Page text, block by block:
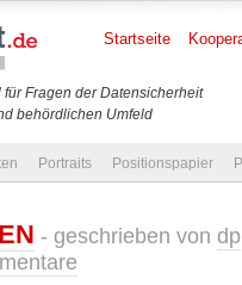
Fragen der Datensicherheit
behördlichen Umfeld
Startseite
Portraits Positionspapier
- geschrieben von dp